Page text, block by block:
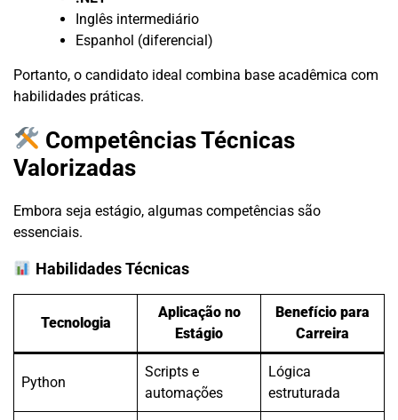
Inglês intermediário
Espanhol (diferencial)
Portanto, o candidato ideal combina base acadêmica com
habilidades práticas.
Competências Técnicas
Valorizadas
Embora seja estágio, algumas competências são
essenciais.
Habilidades Técnicas
Tecnologia
Aplicação no
Estágio
Benefício para
Carreira
Python
Scripts e
automações
Lógica
estruturada